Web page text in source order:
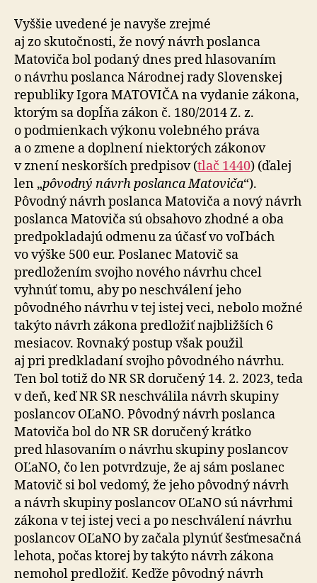
Vyššie uvedené je navyše zrejmé
aj zo skutočnosti, že nový návrh poslanca
Matoviča bol podaný dnes pred hlasovaním
o návrhu poslanca Národnej rady Slovenskej
republiky Igora MATOVIČA na vydanie zákona,
ktorým sa dopĺňa zákon č. 180/2014 Z. z.
o podmienkach výkonu volebného práva
a o zmene a doplnení niektorých zákonov
v znení neskorších predpisov (tlač 1440) (ďalej
len „pôvodný návrh poslanca Matoviča“).
Pôvodný návrh poslanca Matoviča a nový návrh
poslanca Matoviča sú obsahovo zhodné a oba
predpokladajú odmenu za účasť vo voľbách
vo výške 500 eur. Poslanec Matovič sa
predložením svojho nového návrhu chcel
vyhnúť tomu, aby po neschválení jeho
pôvodného návrhu v tej istej veci, nebolo možné
takýto návrh zákona predložiť najbližších 6
mesiacov. Rovnaký postup však použil
aj pri predkladaní svojho pôvodného návrhu.
Ten bol totiž do NR SR doručený 14. 2. 2023, teda
v deň, keď NR SR neschválila návrh skupiny
poslancov OĽaNO. Pôvodný návrh poslanca
Matoviča bol do NR SR doručený krátko
pred hlasovaním o návrhu skupiny poslancov
OĽaNO, čo len potvrdzuje, že aj sám poslanec
Matovič si bol vedomý, že jeho pôvodný návrh
a návrh skupiny poslancov OĽaNO sú návrhmi
zákona v tej istej veci a po neschválení návrhu
poslancov OĽaNO by začala plynúť šesťmesačná
lehota, počas ktorej by takýto návrh zákona
nemohol predložiť. Keďže pôvodný návrh